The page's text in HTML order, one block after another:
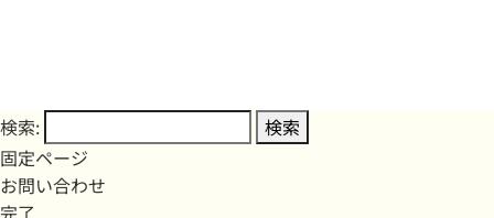
検索:
固定ページ
お問い合わせ
完了